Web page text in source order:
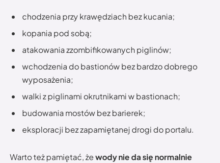
chodzenia przy krawędziach bez kucania;
kopania pod sobą;
atakowania zzombifikowanych piglinów;
wchodzenia do bastionów bez bardzo dobrego
wyposażenia;
walki z piglinami okrutnikami w bastionach;
budowania mostów bez barierek;
eksploracji bez zapamiętanej drogi do portalu.
Warto też pamiętać, żewody nie da się normalnie